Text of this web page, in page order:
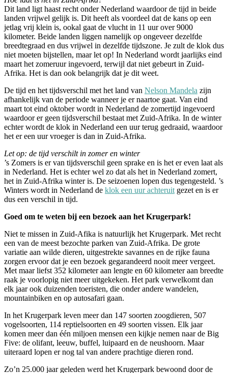
Dit land ligt haast recht onder Nederland waardoor de tijd in beide
landen vrijwel gelijk is. Dit heeft als voordeel dat de kans op een
jetlag vrij klein is, ookal gaat de vlucht in 11 uur over 9000
kilometer. Beide landen liggen namelijk op ongeveer dezelfde
breedtegraad en dus vrijwel in dezelfde tijdszone. Je zult de klok dus
niet moeten bijstellen, maar let op! In Nederland wordt jaarlijks eind
maart het zomeruur ingevoerd, terwijl dat niet gebeurt in Zuid-
Afrika. Het is dan ook belangrijk dat je dit weet.
De tijd en het tijdsverschil met het land van Nelson Mandela zijn
afhankelijk van de periode wanneer je er naartoe gaat. Van eind
maart tot eind oktober wordt in Nederland de zomertijd ingevoerd
waardoor er geen tijdsverschil bestaat met Zuid-Afrika. In de winter
echter wordt de klok in Nederland een uur terug gedraaid, waardoor
het er een uur vroeger is dan in Zuid-Afrika.
Let op: de tijd verschilt in zomer en winter
’s Zomers is er van tijdsverschil geen sprake en is het er even laat als
in Nederland. Het is echter wel zo dat als het in Nederland zomert,
het in Zuid-Afrika winter is. De seizoenen lopen dus tegengesteld. ’s
Winters wordt in Nederland de klok een uur achteruit gezet en is er
dus een verschil in tijd.
Goed om te weten bij een bezoek aan het Krugerpark!
Niet te missen in Zuid-Afika is natuurlijk het Krugerpark. Met recht
een van de meest bezochte parken van Zuid-Afrika. De grote
variatie aan wilde dieren, uitgestrekte savannes en de rijke fauna
zorgen ervoor dat je een bezoek gegarandeerd nooit meer vergeet.
Met maar liefst 352 kilometer aan lengte en 60 kilometer aan breedte
raak je voorlopig niet meer uitgekeken. Het park verwelkomt dan
elk jaar ook duizenden toeristen, die onder andere wandelen,
mountainbiken en op autosafari gaan.
In het Krugerpark leven meer dan 147 soorten zoogdieren, 507
vogelsoorten, 114 reptielsoorten en 49 soorten vissen. Elk jaar
komen meer dan één miljoen mensen een kijkje nemen naar de Big
Five: de olifant, leeuw, buffel, luipaard en de neushoorn. Maar
uiteraard lopen er nog tal van andere prachtige dieren rond.
Zo’n 25.000 jaar geleden werd het Krugerpark bewoond door de